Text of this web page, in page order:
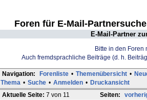
Foren für E-Mail-
E-Mail-Partner
Bitte in den Foren
Auch fremdsprachliche Beiträge (d. h.
Navigation: Forenliste • Themenübersicht •
Thema • Suche • Anmelden • Druckansicht
Seiten:
Aktuelle Seite: 7 von 11